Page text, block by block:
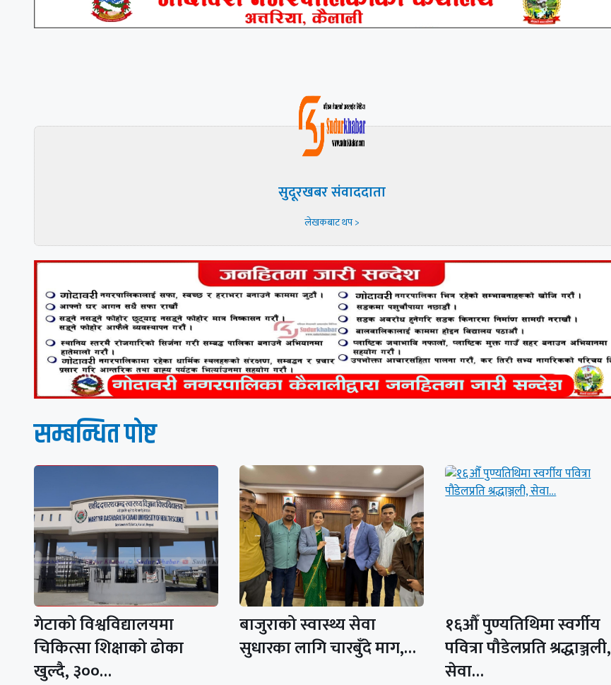
सुदूरखबर संवाददाता
लेखकबाट थप >
सम्बन्धित पाेष्ट
गेटाको विश्वविद्यालयमा
चिकित्सा शिक्षाको ढोका
खुल्दै, ३००…
बाजुराको स्वास्थ्य सेवा
सुधारका लागि चारबुँदे माग,…
१६औँ पुण्यतिथिमा स्वर्गीय
पवित्रा पौडेलप्रति श्रद्धाञ्जली,
सेवा…